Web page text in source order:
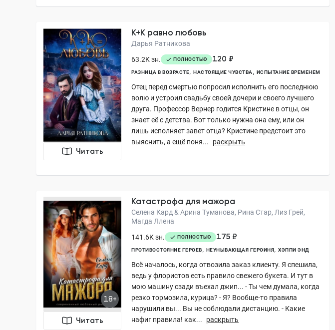
Читать
К+К равно любовь
Дарья Ратникова
63.2K зн.
ПОЛНОСТЬЮ 120 ₽
РАЗНИЦА В ВОЗРАСТЕ НАСТОЯЩИЕ ЧУВСТВА ИСПЫТАНИЕ ВРЕМЕНЕМ
Отец перед смертью попросил исполнить его последнюю
волю и устроил свадьбу своей дочери и своего лучшего
друга. Профессор Вернер годится Кристине в отцы, он
знает её с детства. Вот только нужна она ему, или он
лишь исполняет завет отца? Кристине предстоит это
выяснить, а ещё поня...
раскрыть
18+
Читать
Катастрофа для мажора
Селена Кард & Арина Туманова, Рина Стар, Лиз Грей,
Магда Ллена
141.6K зн.
ПОЛНОСТЬЮ 175 ₽
ПРОТИВОСТОЯНИЕ ГЕРОЕВ НЕУНЫВАЮЩАЯ ГЕРОИНЯ ХЭППИ ЭНД
Всё началось, когда отвозила заказ клиенту. Я спешила,
ведь у флористов есть правило свежего букета. И тут в
мою машину сзади въехал джип... - Ты чем думала, когда
резко тормозила, курица? - Я? Вообще-то правила
нарушили вы... Вы не соблюдали дистанцию. - Какие
нафиг правила! как...
раскрыть